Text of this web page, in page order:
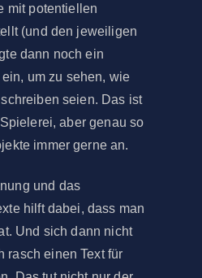
mit potentiellen
(und den jeweiligen
dann noch ein
um zu sehen, wie
seien. Das ist
aber genau so
immer gerne an.
und das
hilft dabei, dass man
Und sich dann nicht
rasch einen Text für